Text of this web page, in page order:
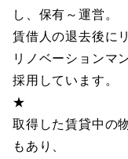
し、保有～運営。
賃借人の退去後に
リノベーションマ
採用しています。
★
取得した賃貸中の
もあり、